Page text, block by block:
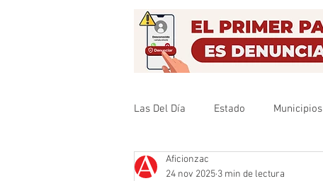
Las Del Día Estado Municipios
Que no se olvide
Aficionzac
24 nov 2025 3 min de lectura